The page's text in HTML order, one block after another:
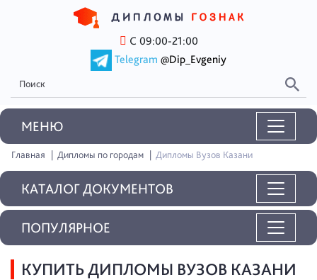
С 09:00-21:00
Telegram @Dip_Evgeniy
MEНЮ
Главная Дипломы по городам Дипломы Вузов Казани
КАТАЛОГ ДОКУМЕНТОВ
КУПИТЬ ДИПЛОМЫ ВУЗОВ КАЗАНИ
ПОПУЛЯРНОЕ